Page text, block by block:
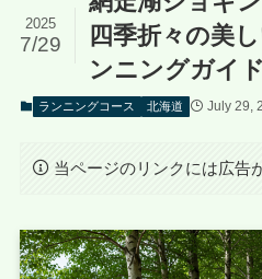
四季折々の美
ンニングガイド
2025
7/29
ランニングコース 北海道 July 29,
当ページのリンクには広告